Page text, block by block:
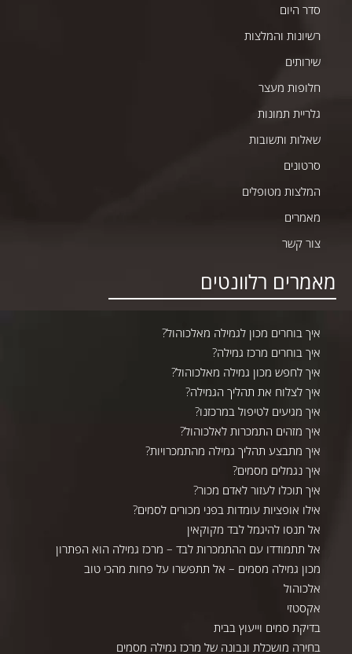
סדר היום
רשיונות והמלצות
שירותים
חלופות מעצר
גלריית תמונות
שאלות ותשובות
סרטונים
המלצות מטופלים
מאמרים
צור קשר
מאמרים רלוונטים
איך בוחרים מכון לגמילה מאלכוהול?
איך בוחרים מרכז גמילה?
איך לחפש מכון גמילה מאלכוהול?
איך לצלוח את תהליך הגמילה?
איך מגיעים לטיפול במרכזנו?
איך מזהים התמכרות לאלכוהול?
איך מתבצע תהליך גמילה מהתמכרויות?
איך נגמלים מסמים?
איך תוכלו לעזור לאדם מכור?
אילו אופציות עומדות בפני מכורים לסמים?
אל תנסו להיגמל לבד מקוקאין
אל תתמודדו עם ההתמכרות לבד – מרכז גמילה הוא הפתרון
מכון גמילה מסמים – אל תתפשרו על פחות מהכי טוב
אלכוהול
אקסטזי
בדיקת סמים וייעוץ בבית
בחירה מושכלת ונבונה של מרכז גמילה מסמים